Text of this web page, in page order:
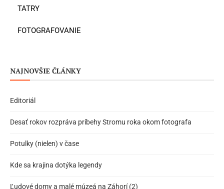
TATRY
FOTOGRAFOVANIE
NAJNOVŠIE ČLÁNKY
Editoriál
Desať rokov rozpráva príbehy Stromu roka okom fotografa
Potulky (nielen) v čase
Kde sa krajina dotýka legendy
Ľudové domy a malé múzeá na Záhorí (2)